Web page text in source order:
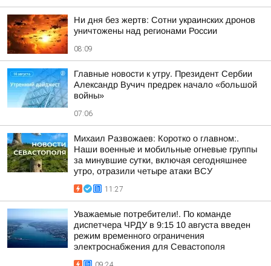
Ни дня без жертв: Сотни украинских дронов
уничтожены над регионами России
08:09
Главные новости к утру. Президент Сербии
Александр Вучич предрек начало «большой
войны»
07:06
Михаил Развожаев: Коротко о главном:.
Наши военные и мобильные огневые группы
за минувшие сутки, включая сегодняшнее
утро, отразили четыре атаки ВСУ
11:27
Уважаемые потребители!. По команде
диспетчера ЧРДУ в 9:15 10 августа введен
режим временного ограничения
электроснабжения для Севастополя